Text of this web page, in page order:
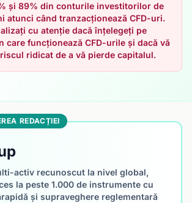
și 89% din conturile investitorilor de
atunci când tranzacționează CFD-uri.
cu atenție dacă înțelegeți pe
care funcționează CFD-urile și dacă vă
ridicat de a vă pierde capitalul.
REDACȚIEI
activ recunoscut la nivel global,
la peste 1.000 de instrumente cu
și supraveghere reglementară